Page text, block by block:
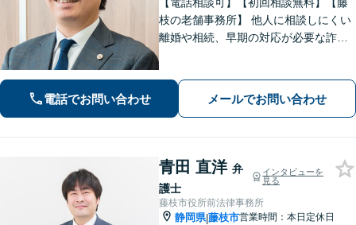
枝の老舗事務所】 他人に相談しにくい
離婚や相続、早期の対応が必要な詐欺
か」と悩まずに、まずはご相談くださ
い【弁護士3人在籍】
電話でお問い合わせ メールでお問い合わせ
青田 直洋 弁
護士
インタビューを
見る
藤枝市役所前法律事務所
静岡県|藤枝市営業時間：本日定休日